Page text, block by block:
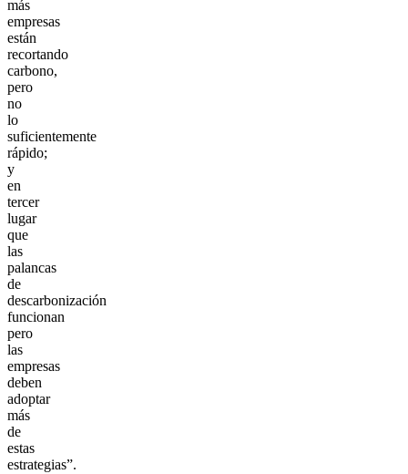
más
empresas
están
recortando
carbono,
pero
no
lo
suficientemente
rápido;
y
en
tercer
lugar
que
las
palancas
de
descarbonización
funcionan
pero
las
empresas
deben
adoptar
más
de
estas
estrategias”.